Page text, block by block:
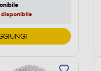
disponibile